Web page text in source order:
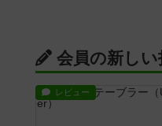
会員の新しい
レビュー